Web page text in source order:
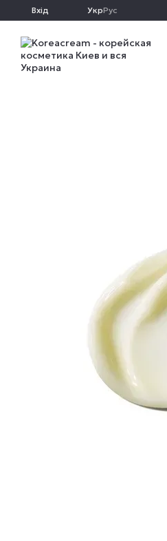
Перейти до основного контенту
Вхід УкрРус